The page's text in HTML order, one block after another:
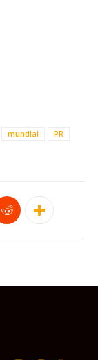
mundial
PR